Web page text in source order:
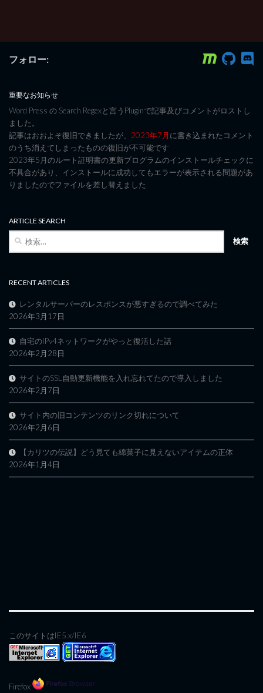
フォロー:
重要なお知らせ
Word Press の Search Regexと言うPluginで記事及びコメントがロストし
ました。
記事はおおよそ復旧できましたが、 2023年7月に書き込まれたコメント
のうち消えてしまったものの復旧が不可能です
2023年5月のルート証明書の更新プログラムのインストールチェックに
不具合があり、インストールに成功してもエラーが表示される問題があ
りましたのでファイルを差し替えました
ARTICLE SEARCH
RECENT ARTICLES
レンタルサーバーのレスポンスが悪すぎるので調べてみた
2026年3月17日
自宅のIPv4ネットワークがやっと復活した話
2026年2月28日
サイトのSSL自動更新機能を入れ忘れてたので導入しました
2026年2月7日
サイト内の旧コンテンツのリンク切れについて
2026年2月6日
【カリツの伝説】どう見ても綿菓子に見えないアイテムの正体
2026年1月4日
このサイトはIE5.x/IE6
Firefox